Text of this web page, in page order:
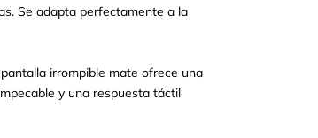
Se adapta perfectamente a la
irrompible mate ofrece una
y una respuesta táctil